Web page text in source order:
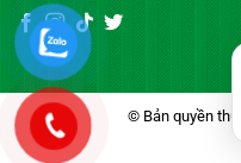
© Bản quyền